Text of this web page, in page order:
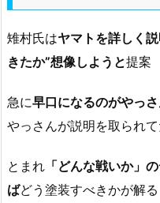
雉村氏はヤマトを詳しく
きたか”想像しようと提案
急に早口になるのがやっ
やっさんが説明を取られて
とまれ 「どんな戦いか」
ばどう塗装すべきかが解る